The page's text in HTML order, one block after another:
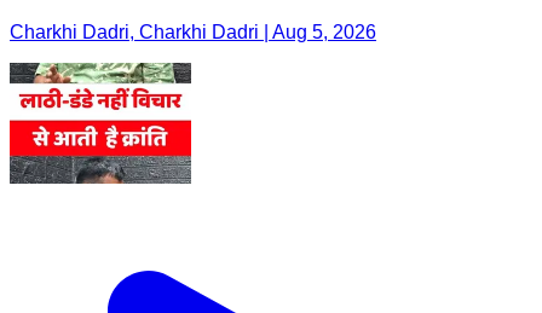
Charkhi Dadri, Charkhi Dadri | Aug 5, 2026